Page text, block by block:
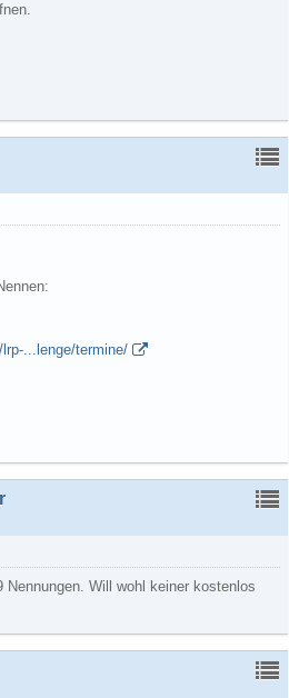
...lenge/termine/
Nennungen. Will wohl keiner kostenlos